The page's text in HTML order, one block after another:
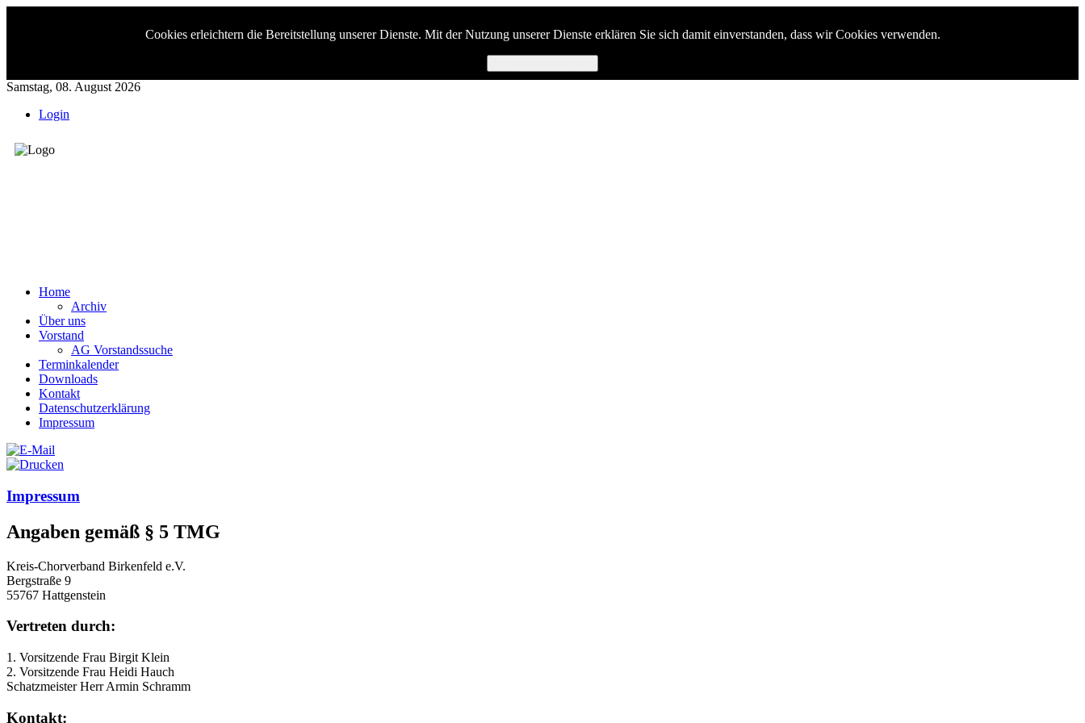
Cookies erleichtern die Bereitstellung unserer Dienste. Mit der Nutzung unserer Dienste erklären Sie sich damit einverstanden, dass wir Cookies verwenden.
Samstag, 08. August 2026
Login
Home
Archiv
Über uns
Vorstand
AG Vorstandssuche
Terminkalender
Downloads
Kontakt
Datenschutzerklärung
Impressum
Impressum
Angaben gemäß § 5 TMG
Kreis-Chorverband Birkenfeld e.V.
Bergstraße 9
55767 Hattgenstein
Vertreten durch:
1. Vorsitzende Frau Birgit Klein
2. Vorsitzende Frau Heidi Hauch
Schatzmeister Herr Armin Schramm
Kontakt: